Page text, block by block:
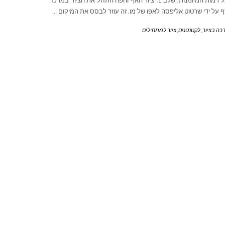
על ידי שרטוט אליפסה לאפו של מו. זה עוזר לבסס את המיקום …
בציור לקטנטנים ציור למתחילים